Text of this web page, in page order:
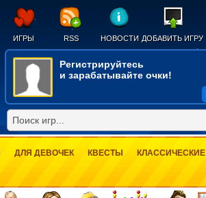
ИГРЫ RSS НОВОСТИ ДОБАВИТЬ ИГРУ
Регистрируйтесь
и зарабатывайте очки!
ДЛЯ ДЕВОЧЕК КВЕСТЫ КЛАССИЧЕСКИЕ